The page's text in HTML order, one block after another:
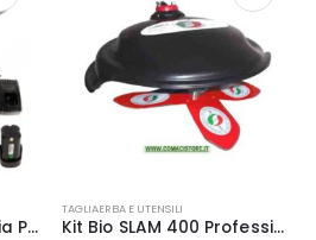
Forbici da pota batteria PV280 – VOLPI
TAGLIAERBA E UTENSILI
Kit Bio SLAM 400 Professionale Universale per decespugliatori